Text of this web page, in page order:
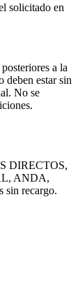
solicitado en
a la
deben estar sin
No se
DIRECTOS,
ANDA,
sin recargo.